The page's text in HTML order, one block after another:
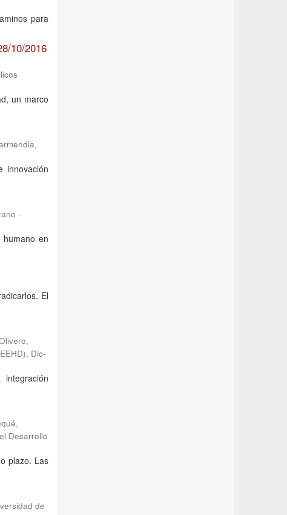
para
10/2016
un marco
innovación
-
humano en
El
, Dic-
Desarrollo
plazo. Las
de